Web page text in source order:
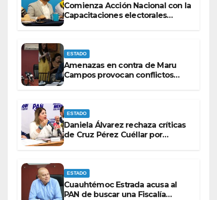
Comienza Acción Nacional con la
Capacitaciones electorales
ESTADO
Amenazas en contra de Maru
Campos provocan conflictos
ESTADO
Daniela Álvarez rechaza críticas
de Cruz Pérez Cuéllar por
ESTADO
Cuauhtémoc Estrada acusa al
PAN de buscar una Fiscalía